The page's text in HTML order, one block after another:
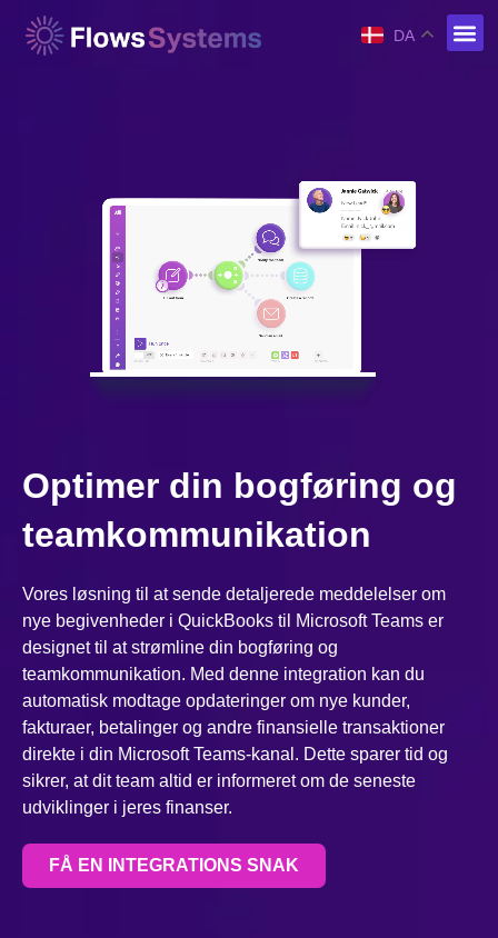
DA
Optimer din bogføring og
teamkommunikation
Vores løsning til at sende detaljerede meddelelser om
nye begivenheder i QuickBooks til Microsoft Teams er
designet til at strømline din bogføring og
teamkommunikation. Med denne integration kan du
automatisk modtage opdateringer om nye kunder,
fakturaer, betalinger og andre finansielle transaktioner
direkte i din Microsoft Teams-kanal. Dette sparer tid og
sikrer, at dit team altid er informeret om de seneste
udviklinger i jeres finanser.
FÅ EN INTEGRATIONS SNAK